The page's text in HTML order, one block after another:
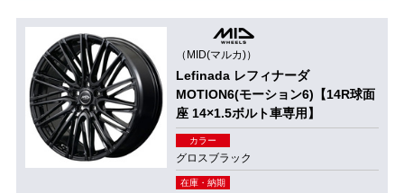
（MID(マルカ)）
Lefinada レフィナーダ
MOTION6(モーション6)【14R球面
座 14×1.5ボルト車専用】
カラー
グロスブラック
在庫・納期